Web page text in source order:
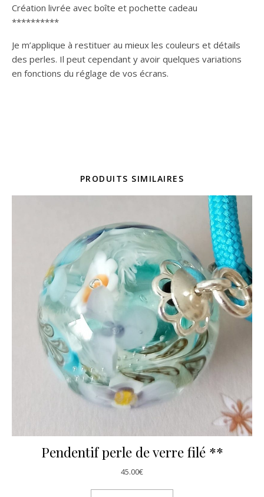
Création livrée avec boîte et pochette cadeau
**********
Je m’applique à restituer au mieux les couleurs et détails
des perles. Il peut cependant y avoir quelques variations
en fonctions du réglage de vos écrans.
PRODUITS SIMILAIRES
Pendentif perle de verre filé **
45.00€